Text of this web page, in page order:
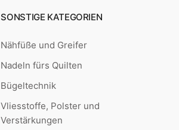
SONSTIGE KATEGORIEN
Nähfüße und Greifer
Nadeln fürs Quilten
Bügeltechnik
Vliesstoffe, Polster und
Verstärkungen